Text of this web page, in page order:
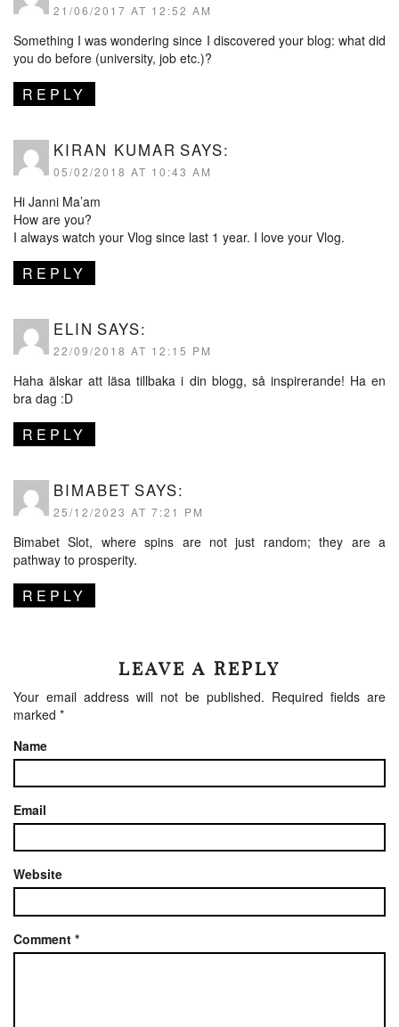
21/06/2017 AT 12:52 AM
Something I was wondering since I discovered your blog: what did
you do before (university, job etc.)?
REPLY
KIRAN KUMAR SAYS:
05/02/2018 AT 10:43 AM
Hi Janni Ma’am
How are you?
I always watch your Vlog since last 1 year. I love your Vlog.
REPLY
ELIN SAYS:
22/09/2018 AT 12:15 PM
Haha älskar att läsa tillbaka i din blogg, så inspirerande! Ha en
bra dag :D
REPLY
BIMABET SAYS:
25/12/2023 AT 7:21 PM
Bimabet Slot, where spins are not just random; they are a
pathway to prosperity.
REPLY
LEAVE A REPLY
Your email address will not be published. Required fields are
marked *
Name
Email
Website
Comment *